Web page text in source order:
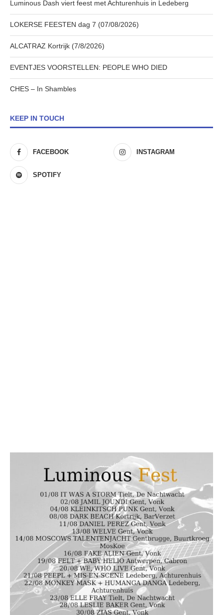
Luminous Dash viert feest met Achturenhuis in Ledeberg
LOKERSE FEESTEN dag 7 (07/08/2026)
ALCATRAZ Kortrijk (7/8/2026)
EVENTJES VOORSTELLEN: PEOPLE WHO DIED
CHES – In Shambles
KEEP IN TOUCH
FACEBOOK INSTAGRAM
SPOTIFY